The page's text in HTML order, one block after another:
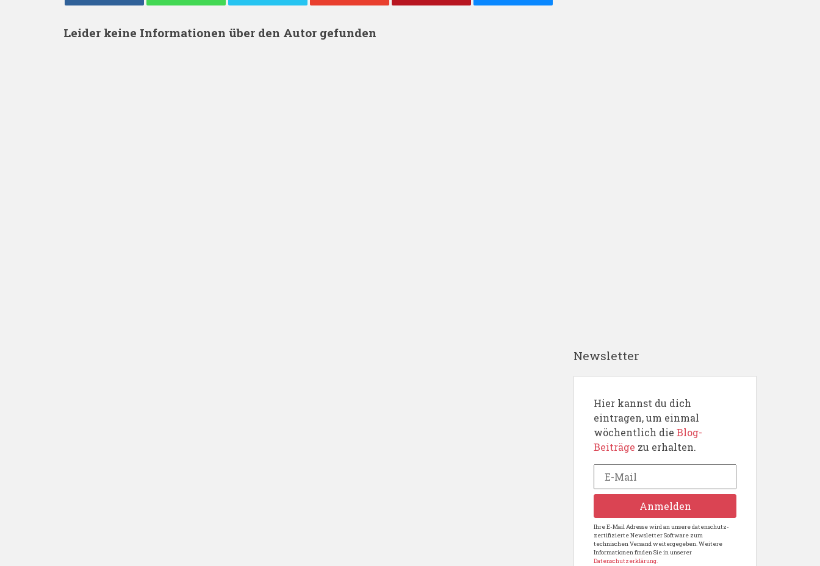
Leider keine Informationen über den Autor gefunden
Newsletter
Hier kannst du dich
eintragen, um einmal
wöchentlich die Blog-
Beiträge zu erhalten.
Ihre E-Mail Adresse wird an unsere datenschutz-
zertifizierte Newsletter Software zum
technischen Versand weitergegeben. Weitere
Informationen finden Sie in unserer
Datenschutzerklärung.